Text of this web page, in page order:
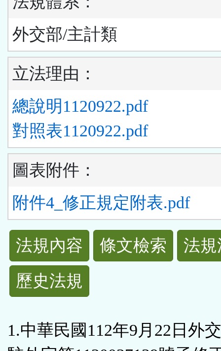
外交部/主計類
立法理由：
總說明1120922.pdf
對照表1120922.pdf
圖表附件：
附件4_修正規定附表.pdf
法
規
功
按
法規內容 條文檢索
法
歷史法規
1.中華民國112年9月22日外